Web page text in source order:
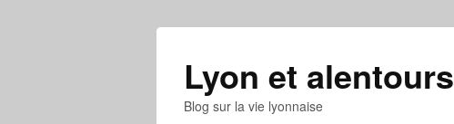
Lyon et alentours
Blog sur la vie lyonnaise